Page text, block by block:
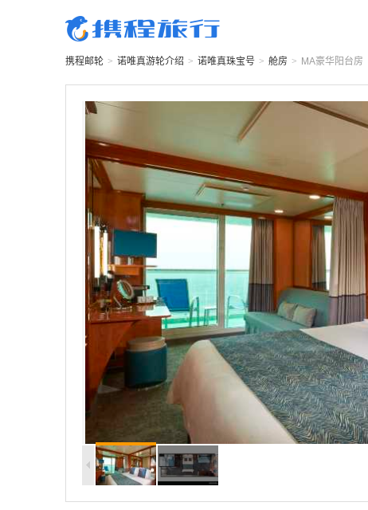
携程邮轮 > 诺唯真游轮介绍 > 诺唯真珠宝号 > 舱房 > MA豪华阳台房